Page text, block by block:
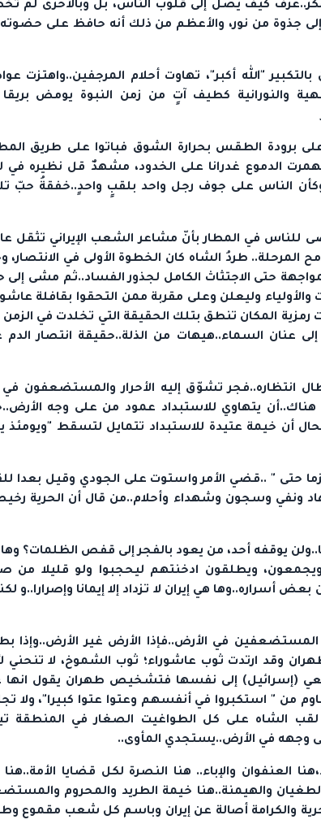
كيف يصل إلى قلوب الناس، بل وبالأحرى لم
جذوة من نور، والأعظم من ذلك أنه حافظ على
"الله أكبر"، تهاوت أحلام المرجفين..واهتزت
والنورانية كطيف آتٍ من زمن النبوة يومض
برودة الطقس بحرارة الشوق فباتوا على طريق
الدموع غدرانا على الخدود، مشهدٌ قل نظيره في
الناس على جوف رجل واحد بلقبٍ واحدٍ..خفقةُ حبّ
للناس في المطار بأنّ مشاعر الشعب الإيراني تثقل
المرحلة.. طردُ الشاه كان الخطوة الأولى في الانتصار،
حتى الاجتثاث الكامل لجذور الفساد..ثم مشى إلى
وليعلن وعلى مقربة ممن التحقوا بقافلة
المكان تنطق بتلك الحقيقة التي تخلدت في الزمن
عنان السماء..هيهات من الذلة..حقيقة انتصار الدم
انتظاره..فجر تشوّق إليه الأحرار والمستضعفون
يتهاوي للاستبداد عمود من على وجه
أن خيمة عتيدة للاستبداد تتمايل لتسقط "ويومئذ
حتى " ..قضي الأمر واستوت على الجودي وقيل بعدا
ونفي وسجون وشهداء وأحلام..من قال أن الحرية
يوقفه أحد، من يعود بالفجر إلى قفص الظلمات؟
ويطلقون ادخنتهم ليحجبوا ولو قليلا من
أسراره..وها هي إيران لا تزداد إلا إيمانا وإصرارا..و
في الأرض..فإذا الأرض غير الأرض..وإذا
وقد ارتدت ثوب عاشوراء؛ ثوب الشموخ، لا تنحني
(إسرائيل) إلى نفسها فتشخيص طهران يقول انها
من " استكبروا في أنفسهم وعتوا عتوا كبيرا"، ولا
لقب الشاه على كل الطواغيت الصغار في المنطقة
وجهه في الأرض..يستجدي المأوى..
والإباء.. هنا النصرة لكل قضايا الأمة..هنا
والهيمنة..هنا خيمة الطريد والمحروم
والكرامة أصالة عن إيران وباسم كل شعب مقموع